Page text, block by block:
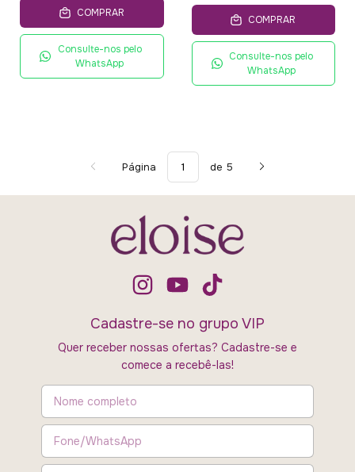
COMPRAR
Consulte-nos pelo
WhatsApp
COMPRAR
Consulte-nos pelo
WhatsApp
Página de 5
Cadastre-se no grupo VIP
Quer receber nossas ofertas? Cadastre-se e
comece a recebê-las!